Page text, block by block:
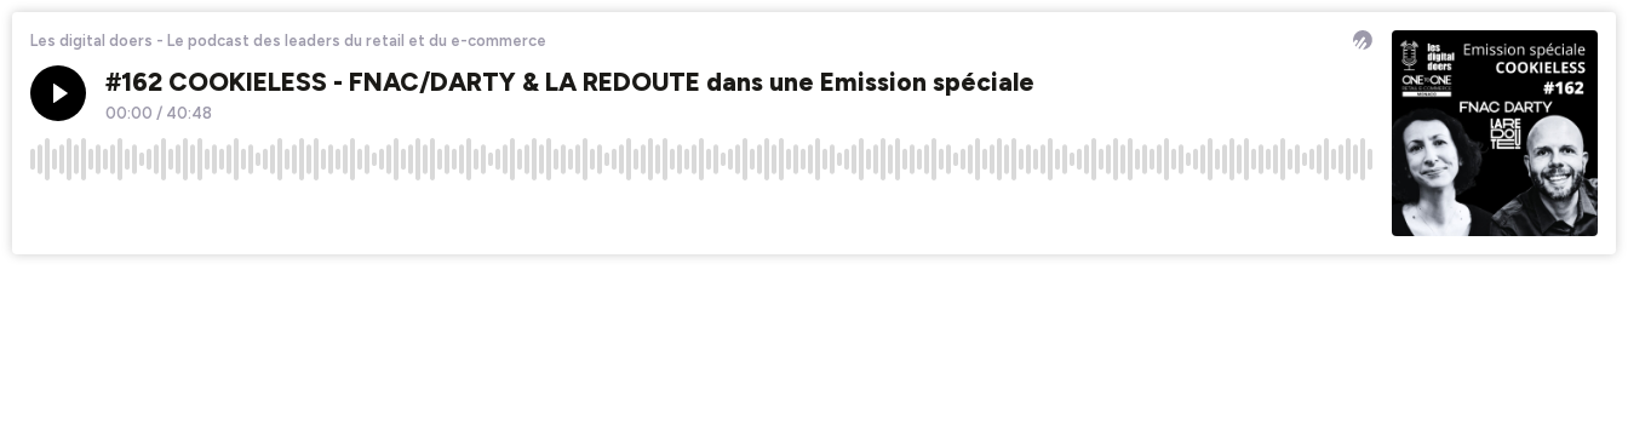
Les digital doers - Le podcast des leaders du retail et du e-commerce
#162 COOKIELESS - FNAC/DARTY & LA REDOUTE dans une Emission spéciale
00:00 / 40:48